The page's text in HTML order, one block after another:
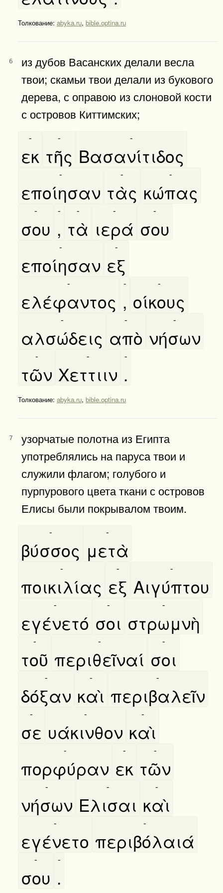
Толкование: abyka.ru, bible.optina.ru
6
из дубов Васанских делали весла
твои; скамьи твои делали из букового
дерева, с оправою из слоновой кости
с островов Киттимских;
εκ
-
τῆς
-
Βασανίτιδος
-
εποίησαν
-
τὰς
-
κώπας
-
σου
-
,
-
τὰ
-
ιερά
-
σου
-
εποίησαν
-
εξ
-
ελέφαντος
-
,
-
οίκους
-
αλσώδεις
-
απὸ
-
νήσων
-
τῶν
-
Χεττιιν
-
.
-
Толкование: abyka.ru, bible.optina.ru
7
узорчатые полотна из Египта
употреблялись на паруса твои и
служили флагом; голубого и
пурпурового цвета ткани с островов
Елисы были покрывалом твоим.
βύσσος
-
μετὰ
-
ποικιλίας
-
εξ
-
Αιγύπτου
-
εγένετό
-
σοι
-
στρωμνὴ
-
τοῦ
-
περιθεῖναί
-
σοι
-
δόξαν
-
καὶ
-
περιβαλεῖν
-
σε
-
υάκινθον
-
καὶ
-
πορφύραν
-
εκ
-
τῶν
-
νήσων
-
Ελισαι
-
καὶ
-
εγένετο
-
περιβόλαιά
-
σου
-
.
-